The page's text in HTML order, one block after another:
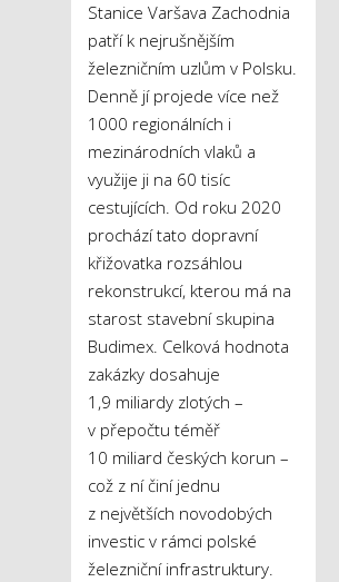
Stanice Varšava Zachodnia
patří k nejrušnějším
železničním uzlům v Polsku.
Denně jí projede více než
1000 regionálních i
mezinárodních vlaků a
využije ji na 60 tisíc
cestujících. Od roku 2020
prochází tato dopravní
křižovatka rozsáhlou
rekonstrukcí, kterou má na
starost stavební skupina
Budimex. Celková hodnota
zakázky dosahuje
1,9 miliardy zlotých –
v přepočtu téměř
10 miliard českých korun –
což z ní činí jednu
z největších novodobých
investic v rámci polské
železniční infrastruktury.